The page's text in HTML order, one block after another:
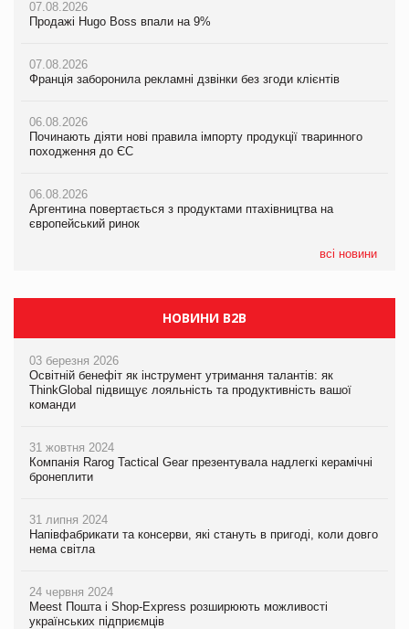
07.08.2026
Продажі Hugo Boss впали на 9%
07.08.2026
Франція заборонила рекламні дзвінки без згоди клієнтів
06.08.2026
Починають діяти нові правила імпорту продукції тваринного
походження до ЄС
06.08.2026
Аргентина повертається з продуктами птахівництва на
європейський ринок
всі новини
07.08.2026
Продажі Hugo Boss впали на 9%
07.08.2026
Франція заборонила рекламні дзвінки без згоди клієнтів
06.08.2026
Починають діяти нові правила імпорту продукції тваринного
походження до ЄС
06.08.2026
Аргентина повертається з продуктами птахівництва на
європейський ринок
07.08.2026
Продажі Hugo Boss впали на 9%
07.08.2026
Франція заборонила рекламні дзвінки без згоди клієнтів
06.08.2026
Починають діяти нові правила імпорту продукції тваринного
походження до ЄС
06.08.2026
Аргентина повертається з продуктами птахівництва на
європейський ринок
НОВИНИ B2B
03 березня 2026
Освітній бенефіт як інструмент утримання талантів: як
ThinkGlobal підвищує лояльність та продуктивність вашої
команди
31 жовтня 2024
Компанія Rarog Tactical Gear презентувала надлегкі керамічні
бронеплити
31 липня 2024
Напівфабрикати та консерви, які стануть в пригоді, коли довго
нема світла
24 червня 2024
Meest Пошта і Shop-Express розширюють можливості
українських підприємців